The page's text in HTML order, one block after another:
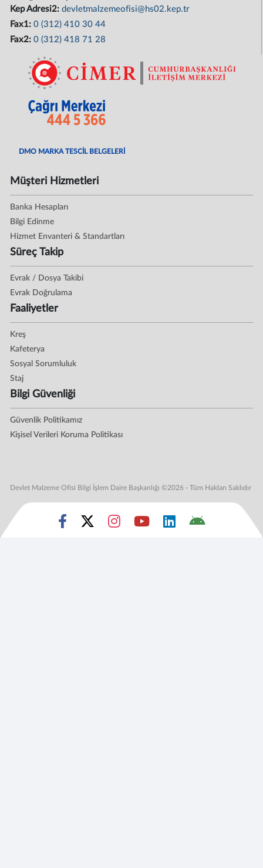
Kep Adresi2:devletmalzemeofisi@hs02.kep.tr
Fax1:0 (312) 410 30 44
Fax2:0 (312) 418 71 28
DMO MARKA TESCİL BELGELERİ
Müşteri Hizmetleri
Banka Hesapları
Bilgi Edinme
Hizmet Envanteri & Standartları
Süreç Takip
Evrak / Dosya Takibi
Evrak Doğrulama
Faaliyetler
Kreş
Kafeterya
Sosyal Sorumluluk
Staj
Bilgi Güvenliği
Güvenlik Politikamız
Kişisel Verileri Koruma Politikası
Devlet Malzeme Ofisi Bilgi İşlem Daire Başkanlığı ©2026 - Tüm Hakları Saklıdır